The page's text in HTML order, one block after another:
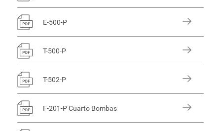
E-500-P
T-500-P
T-502-P
F-201-P Cuarto Bombas